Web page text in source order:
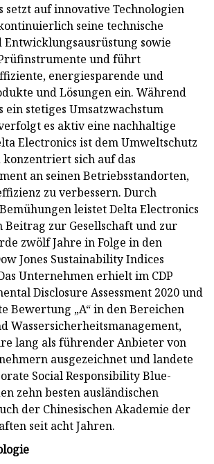
setzt auf innovative Technologien
seine technische
Entwicklungsausrüstung sowie
und führt
energiesparende und
und Lösungen ein. Während
ein stetiges Umsatzwachstum
es aktiv eine nachhaltige
Electronics ist dem Umweltschutz
sich auf das
an seinen Betriebsstandorten,
zu verbessern. Durch
leistet Delta Electronics
Beitrag zur Gesellschaft und zur
zwölf Jahre in Folge in den
Jones Sustainability Indices
Unternehmen erhielt im CDP
Disclosure Assessment 2020 und
Bewertung „A“ in den Bereichen
Wassersicherheitsmanagement,
lang als führender Anbieter von
ausgezeichnet und landete
Social Responsibility Blue-
zehn besten ausländischen
der Chinesischen Akademie der
seit acht Jahren.